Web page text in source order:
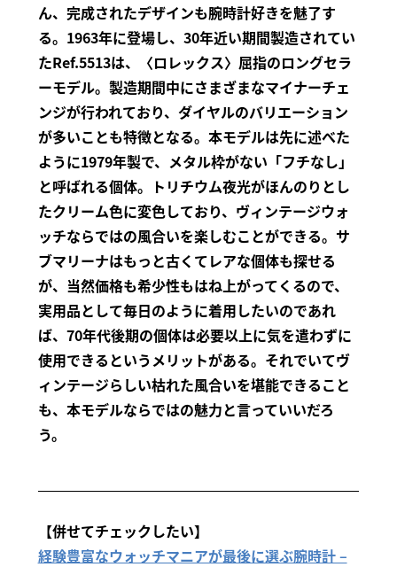
ん、完成されたデザインも腕時計好きを魅了す
る。1963年に登場し、30年近い期間製造されてい
たRef.5513は、〈ロレックス〉屈指のロングセラ
ーモデル。製造期間中にさまざまなマイナーチェ
ンジが行われており、ダイヤルのバリエーション
が多いことも特徴となる。本モデルは先に述べた
ように1979年製で、メタル枠がない「フチなし」
と呼ばれる個体。トリチウム夜光がほんのりとし
たクリーム色に変色しており、ヴィンテージウォ
ッチならではの風合いを楽しむことができる。サ
ブマリーナはもっと古くてレアな個体も探せる
が、当然価格も希少性もはね上がってくるので、
実用品として毎日のように着用したいのであれ
ば、70年代後期の個体は必要以上に気を遣わずに
使用できるというメリットがある。それでいてヴ
ィンテージらしい枯れた風合いを堪能できること
も、本モデルならではの魅力と言っていいだろ
う。
【併せてチェックしたい】
経験豊富なウォッチマニアが最後に選ぶ腕時計 –